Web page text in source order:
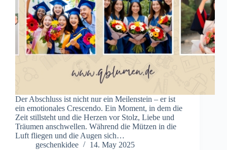
Der Abschluss ist nicht nur ein Meilenstein – er ist
ein emotionales Crescendo. Ein Moment, in dem die
Zeit stillsteht und die Herzen vor Stolz, Liebe und
Träumen anschwellen. Während die Mützen in die
Luft fliegen und die Augen sich…
geschenkidee
14. May 2025